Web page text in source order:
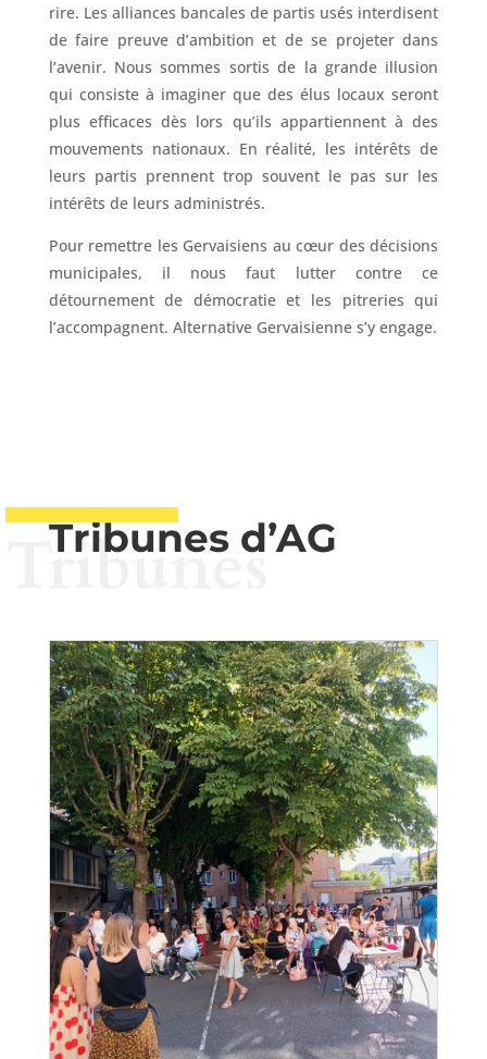
rire. Les alliances bancales de partis usés interdisent
de faire preuve d’ambition et de se projeter dans
l’avenir. Nous sommes sortis de la grande illusion
qui consiste à imaginer que des élus locaux seront
plus efficaces dès lors qu’ils appartiennent à des
mouvements nationaux. En réalité, les intérêts de
leurs partis prennent trop souvent le pas sur les
intérêts de leurs administrés.
Pour remettre les Gervaisiens au cœur des décisions
municipales, il nous faut lutter contre ce
détournement de démocratie et les pitreries qui
l’accompagnent. Alternative Gervaisienne s’y engage.
Tribunes d’AG
Tribunes